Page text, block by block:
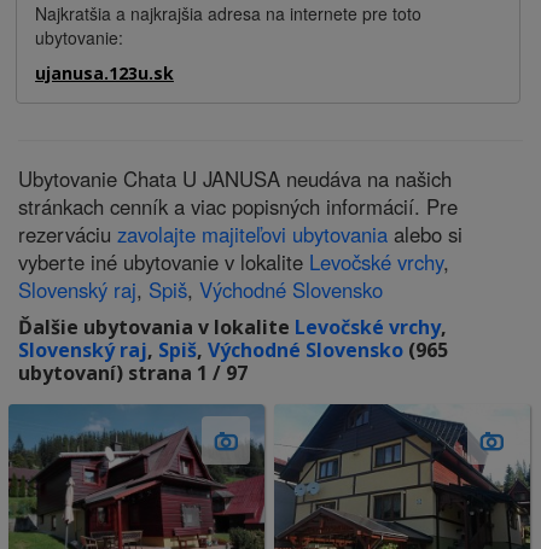
Najkratšia a najkrajšia adresa na internete pre toto
ubytovanie:
ujanusa.123u.sk
Ubytovanie Chata U JANUSA neudáva na našich
stránkach cenník a viac popisných informácií. Pre
rezerváciu zavolajte majiteľovi ubytovania alebo si
vyberte iné ubytovanie v lokalite Levočské vrchy,
Slovenský raj, Spiš, Východné Slovensko
Ďalšie ubytovania v lokalite Levočské vrchy,
Slovenský raj, Spiš, Východné Slovensko (965
ubytovaní) strana 1 / 97